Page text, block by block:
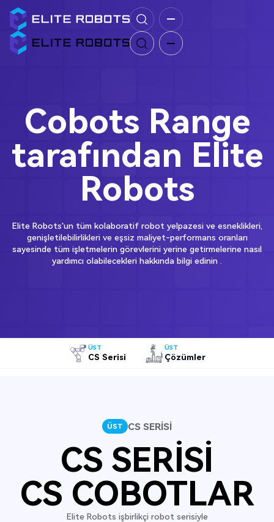
Cobots Range
tarafından Elite
Robots
Elite Robots'un tüm kolaboratif robot yelpazesi ve esneklikleri,
genişletilebilirlikleri ve eşsiz maliyet-performans oranları
sayesinde tüm işletmelerin görevlerini yerine getirmelerine nasıl
yardımcı olabilecekleri hakkında bilgi edinin .
ÜST
CS Serisi
ÜST
Çözümler
ÜST CS SERİSİ
CS SERISI
CS COBOTLAR
Elite Robots işbirlikçi robot serisiyle